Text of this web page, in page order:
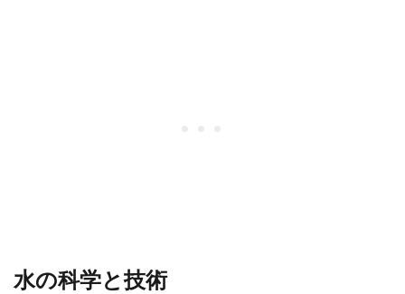
水の科学と技術